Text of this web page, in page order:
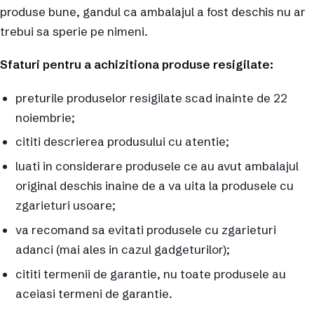
produse bune, gandul ca ambalajul a fost deschis nu ar
trebui sa sperie pe nimeni.
Sfaturi pentru a achizitiona produse resigilate:
preturile produselor resigilate scad inainte de 22
noiembrie;
cititi descrierea produsului cu atentie;
luati in considerare produsele ce au avut ambalajul
original deschis inaine de a va uita la produsele cu
zgarieturi usoare;
va recomand sa evitati produsele cu zgarieturi
adanci (mai ales in cazul gadgeturilor);
cititi termenii de garantie, nu toate produsele au
aceiasi termeni de garantie.